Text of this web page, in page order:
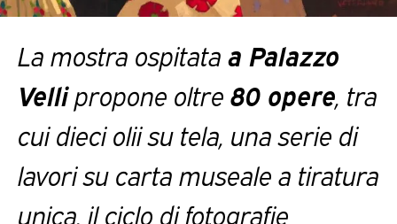
La mostra ospitataa Palazzo
Vellipropone oltre80 opere, tra
cui dieci olii su tela, una serie di
lavori su carta museale a tiratura
unica, il ciclo di fotografie